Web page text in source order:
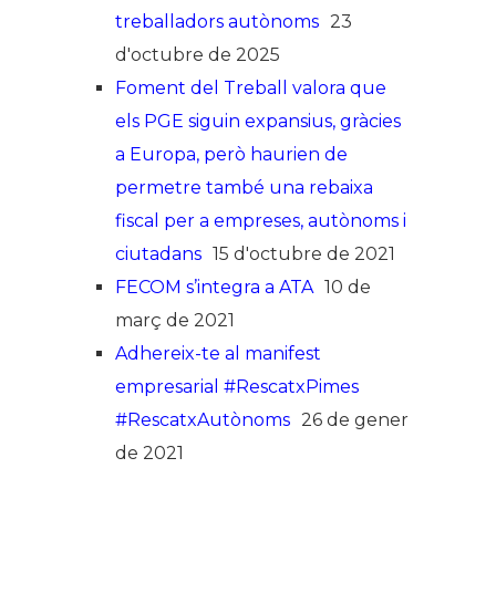
treballadors autònoms 23
d'octubre de 2025
Foment del Treball valora que
els PGE siguin expansius, gràcies
a Europa, però haurien de
permetre també una rebaixa
fiscal per a empreses, autònoms i
ciutadans 15 d'octubre de 2021
FECOM s’integra a ATA 10 de
març de 2021
Adhereix-te al manifest
empresarial #RescatxPimes
#RescatxAutònoms 26 de gener
de 2021